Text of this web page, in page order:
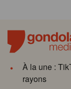
À la une :
rayons